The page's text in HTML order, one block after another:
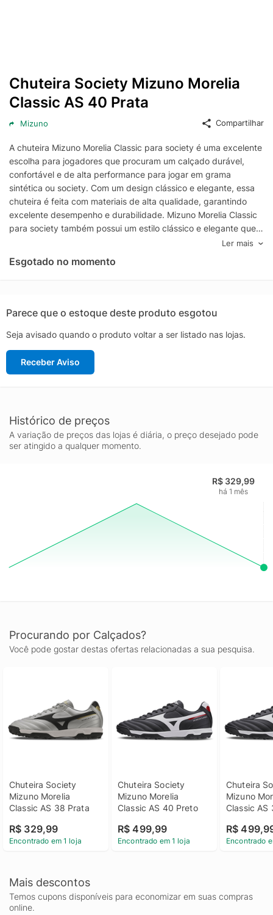
Chuteira Society Mizuno Morelia
Classic AS 40 Prata
Mizuno Compartilhar
A chuteira Mizuno Morelia Classic para society é uma excelente
escolha para jogadores que procuram um calçado durável,
confortável e de alta performance para jogar em grama
sintética ou society. Com um design clássico e elegante, essa
chuteira é feita com materiais de alta qualidade, garantindo
excelente desempenho e durabilidade. Mizuno Morelia Classic
para society também possui um estilo clássico e elegante que
se destaca no campo e fora dele, tornando-a uma escolha
popular entre jogadores profissionais e amadores que desejam
combinar estilo e desempenho em sua vestimenta esportiva.
Ler mais
Esgotado no momento
Parece que o estoque deste produto esgotou
Seja avisado quando o produto voltar a ser listado nas lojas.
Receber Aviso
Histórico de preços
A variação de preços das lojas é diária, o preço desejado pode
ser atingido a qualquer momento.
R$ 329,99
há 1 mês
Procurando por Calçados?
Você pode gostar destas ofertas relacionadas a sua pesquisa.
Chuteira Society
Mizuno Morelia
Classic AS 38 Prata
R$ 329,99
Encontrado em 1 loja
Chuteira Society
Mizuno Morelia
Classic AS 40 Preto
R$ 499,99
Encontrado em 1 loja
Chuteira
Mizuno
Classic AS
R$
Encontrado
Mais descontos
Temos cupons disponíveis para economizar em suas compras
online.